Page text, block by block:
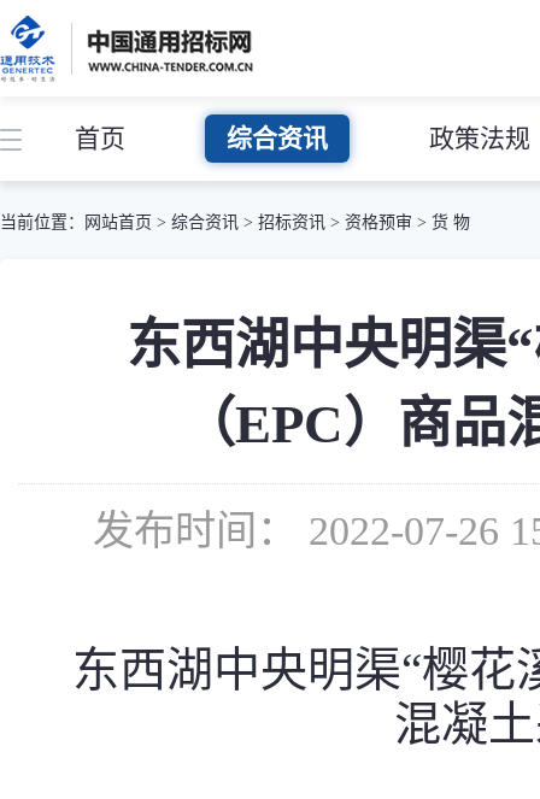
首页 综合资讯 政策法规
当前位置： 网站首页 > 综合资讯 > 招标资讯 > 资格预审 > 货 物
东西湖中央明渠
（EPC）商
发布时间： 2022-07-
东西湖中央明渠“樱花
混凝